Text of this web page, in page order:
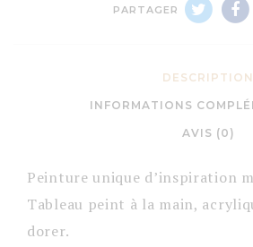
PARTAGER
DESCRIPTION
INFORMATIONS
AVIS (0)
Peinture unique d’inspiration
Tableau peint à la main,
dorer.